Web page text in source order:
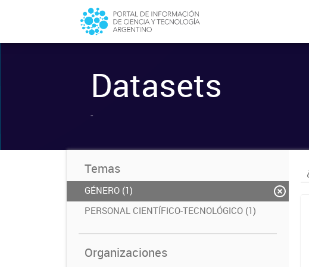
Datasets
-
Temas
GÉNERO (1)
PERSONAL CIENTÍFICO-TECNOLÓGICO (1)
Organizaciones